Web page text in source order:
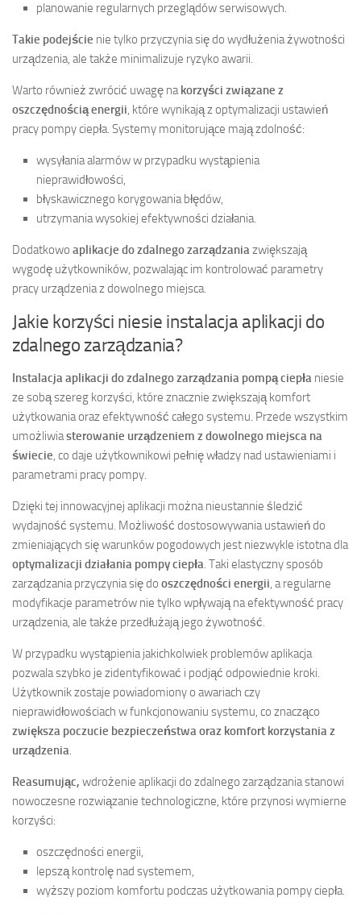
planowanie regularnych przeglądów serwisowych.
Takie podejście nie tylko przyczynia się do wydłużenia żywotności
urządzenia, ale także minimalizuje ryzyko awarii.
Warto również zwrócić uwagę nakorzyści związane z
oszczędnością energii, które wynikają z optymalizacji ustawień
pracy pompy ciepła. Systemy monitorujące mają zdolność:
wysyłania alarmów w przypadku wystąpienia
nieprawidłowości,
błyskawicznego korygowania błędów,
utrzymania wysokiej efektywności działania.
Dodatkowo aplikacje do zdalnego zarządzaniazwiększają
wygodę użytkowników, pozwalając im kontrolować parametry
pracy urządzenia z dowolnego miejsca.
Jakie korzyści niesie instalacja aplikacji do
zdalnego zarządzania?
Instalacja aplikacji do zdalnego zarządzania pompą ciepła niesie
ze sobą szereg korzyści, które znacznie zwiększają komfort
użytkowania oraz efektywność całego systemu. Przede wszystkim
umożliwiasterowanie urządzeniem z dowolnego miejsca na
świecie, co daje użytkownikowi pełnię władzy nad ustawieniami i
parametrami pracy pompy.
Dzięki tej innowacyjnej aplikacji można nieustannie śledzić
wydajność systemu. Możliwość dostosowywania ustawień do
zmieniających się warunków pogodowych jest niezwykle istotna dla
optymalizacji działania pompy ciepła. Taki elastyczny sposób
zarządzania przyczynia się do oszczędności energii, a regularne
modyfikacje parametrów nie tylko wpływają na efektywność pracy
urządzenia, ale także przedłużają jego żywotność.
W przypadku wystąpienia jakichkolwiek problemów aplikacja
pozwala szybko je zidentyfikować i podjąć odpowiednie kroki.
Użytkownik zostaje powiadomiony o awariach czy
nieprawidłowościach w funkcjonowaniu systemu, co znacząco
zwiększa poczucie bezpieczeństwa oraz komfort korzystania z
urządzenia.
Reasumując, wdrożenie aplikacji do zdalnego zarządzania stanowi
nowoczesne rozwiązanie technologiczne, które przynosi wymierne
korzyści:
oszczędności energii,
lepszą kontrolę nad systemem,
wyższy poziom komfortu podczas użytkowania pompy ciepła.